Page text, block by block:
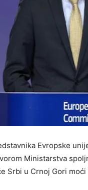
Evropske
Ministarstva
Srbi u Crnoj Gori